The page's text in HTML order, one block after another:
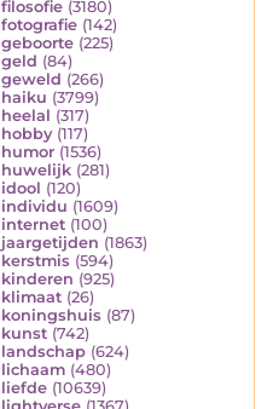
filosofie (3180)
fotografie (142)
geboorte (225)
geld (84)
geweld (266)
haiku (3799)
heelal (317)
hobby (117)
humor (1536)
huwelijk (281)
idool (120)
individu (1609)
internet (100)
jaargetijden (1863)
kerstmis (594)
kinderen (925)
klimaat (26)
koningshuis (87)
kunst (742)
landschap (624)
lichaam (480)
liefde (10639)